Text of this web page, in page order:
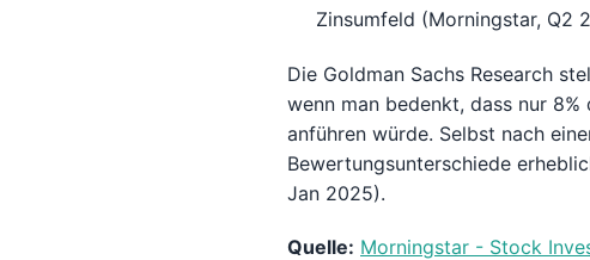
Zinsumfeld (Morningstar, Q2
Die Goldman Sachs Research
wenn man bedenkt, dass nur
anführen würde. Selbst nach
Bewertungsunterschiede
Jan 2025).
Quelle: Morningstar - Stock